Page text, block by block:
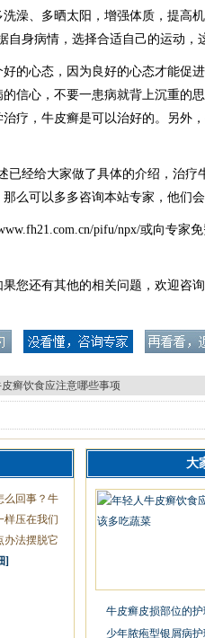
澡、多晒太阳，增强体质，提高
自身病情，选择合适自己的运动，
心态，因为良好的心态才能促
信心，不要一患病就背上沉重的
疗，牛皮癣是可以治好的。另外
经给大家做了具体的介绍，治疗
么可以多多咨询本站专家，他们会
pifu/npx/或向专家
果您还有其他的相关问题，欢迎咨
癣饮食应注意哪些事项
么回事？牛
样压在我们
办法摆脱它
]
大
牛皮癣皮损部位的护
少年脓疱型银屑病护